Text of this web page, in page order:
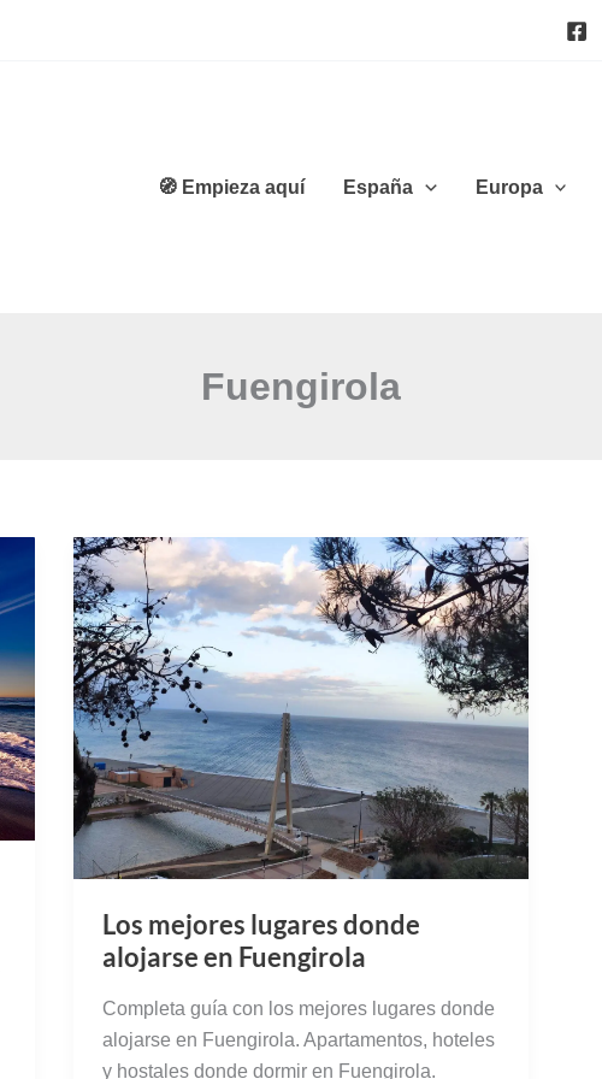
🧭 Empieza aquí España Europa
Fuengirola
Los mejores lugares donde
alojarse en Fuengirola
Completa guía con los mejores lugares donde
alojarse en Fuengirola. Apartamentos, hoteles
y hostales donde dormir en Fuengirola.